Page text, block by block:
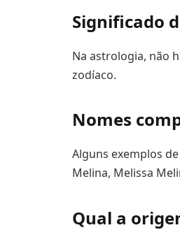
Significado
Na astrologia, não
zodíaco.
Nomes
Alguns exemplos
Melina, Melissa
Qual a